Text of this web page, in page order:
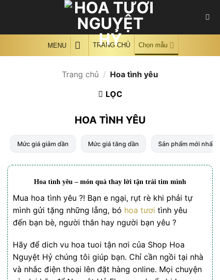
MENU TRANG CHỦ Chọn mẫu
Trang chủ / Hoa tình yêu
LỌC
HOA TÌNH YÊU
Mức giá giảm dần Mức giá tăng dần Sản phẩm mới nhất
Hoa tình yêu – món quà thay lời tận trái tim mình
Mua hoa tình yêu ?! Bạn e ngại, rụt rè khi phải tự
mình gửi tặng những lẵng, bó hoa tươi tình yêu
đến bạn bè, người thân hay người bạn yêu ?
Hãy để dich vu hoa tuoi tận nơi của Shop Hoa
Nguyệt Hỷ chúng tôi giúp bạn. Chỉ cần ngồi tại nhà
và nhắc điện thoại lên đặt hàng online. Mọi chuyện